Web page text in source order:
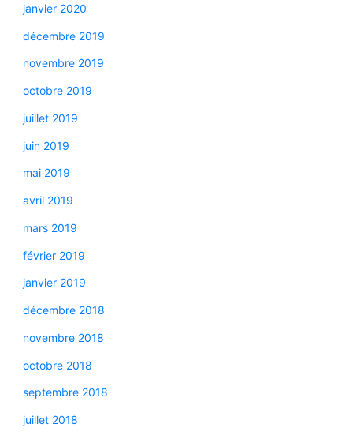
janvier 2020
décembre 2019
novembre 2019
octobre 2019
juillet 2019
juin 2019
mai 2019
avril 2019
mars 2019
février 2019
janvier 2019
décembre 2018
novembre 2018
octobre 2018
septembre 2018
juillet 2018